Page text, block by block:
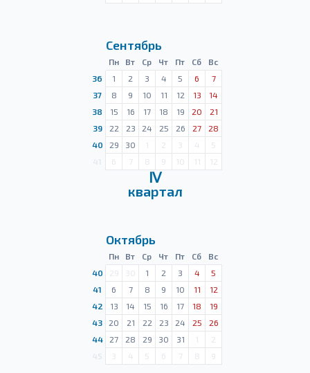
Сентябрь
Пн Вт Ср Чт Пт Сб
Вс
36
1 2 3 4 5 6
7
37
8 9 10 11 12 13
14
38
15 16 17 18 19 20
21
39
22 23 24 25 26 27
28
40
29 30 1 2 3 4
5
6 7 8 9 10 11 12
Ⅳ
квартал
Октябрь
Пн Вт Ср Чт Пт Сб
Вс
40
29 30 1 2 3 4
5
41
6 7 8 9 10 11
12
42
13 14 15 16 17 18
19
43
20 21 22 23 24 25
26
44
27 28 29 30 31 1
2
3 4 5 6 7 8 9